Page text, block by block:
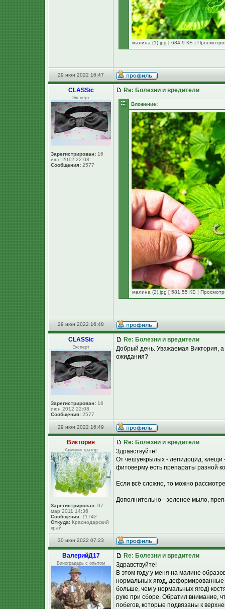
малина (1).jpg [ 634.9 КБ |
29 июн 2022 16:47
CLASSic
Эксперт
Зарегистрирован: 16
июн 2012 22:08
Сообщения: 2577
Re: Болезни и вредители
Вложение:
малина (2).jpg [ 581.55 КБ |
29 июн 2022 16:48
CLASSic
Эксперт
Зарегистрирован: 16
июн 2012 22:08
Сообщения: 2577
Re: Болезни и вредители
Добрый день. Уважаемая Виктория,
ожидания?
29 июн 2022 16:49
Виктория
Администратор
Зарегистрирован: 07
мар 2011 14:36
Сообщения: 11742
Откуда: Краснодарский
край
Re: Болезни и вредители
Здравствуйте!
От чешуекрылых - лепидоцид, клещи
фитоверму есть препараты разной
Если всё сложно, то можно
Дополнительно - зеленое мыло,
30 июн 2022 07:23
ВалерийД17
Виноградарь с опытом
Re: Болезни и вредители
Здравствуйте!
В этом году у меня на малине
нормальных ягод, деформированные
больше, чем у нормальных ягод)
руке при сборе. Обратил внимание,
побегов, которые подвязаны к